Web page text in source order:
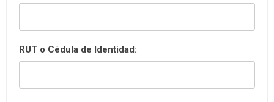
RUT o Cédula de Identidad: